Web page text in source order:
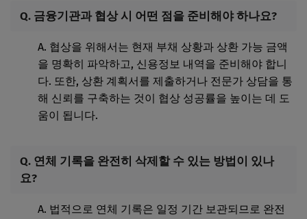
Q. 금융기관과 협상 시 어떤 점을 준비해야 하나요?
A. 협상을 위해서는 현재 부채 상황과 상환 가능 금액
을 명확히 파악하고, 신용정보 내역을 준비해야 합니
다. 또한, 상환 계획서를 제출하거나 전문가 상담을 통
해 신뢰를 구축하는 것이 협상 성공률을 높이는 데 도
움이 됩니다.
Q. 연체 기록을 완전히 삭제할 수 있는 방법이 있나
요?
A. 법적으로 연체 기록은 일정 기간 보관되므로 완전